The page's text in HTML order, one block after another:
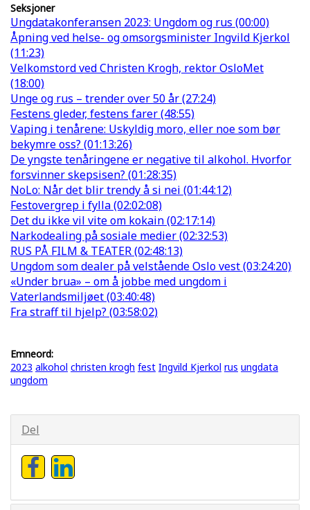
Seksjoner
Ungdatakonferansen 2023: Ungdom og rus (00:00)
Åpning ved helse- og omsorgsminister Ingvild Kjerkol
(11:23)
Velkomstord ved Christen Krogh, rektor OsloMet
(18:00)
Unge og rus – trender over 50 år (27:24)
Festens gleder, festens farer (48:55)
Vaping i tenårene: Uskyldig moro, eller noe som bør
bekymre oss? (01:13:26)
De yngste tenåringene er negative til alkohol. Hvorfor
forsvinner skepsisen? (01:28:35)
NoLo: Når det blir trendy å si nei (01:44:12)
Festovergrep i fylla (02:02:08)
Det du ikke vil vite om kokain (02:17:14)
Narkodealing på sosiale medier (02:32:53)
RUS PÅ FILM & TEATER (02:48:13)
Ungdom som dealer på velstående Oslo vest (03:24:20)
«Under brua» – om å jobbe med ungdom i
Vaterlandsmiljøet (03:40:48)
Fra straff til hjelp? (03:58:02)
Emneord:
2023 alkohol christen krogh fest Ingvild Kjerkol rus ungdata
ungdom
Del